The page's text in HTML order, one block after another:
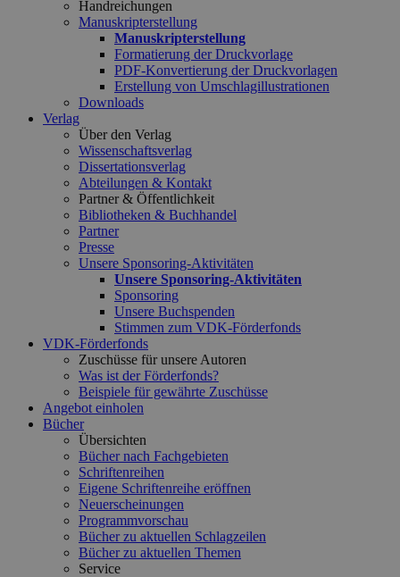
Handreichungen
Manuskripterstellung
Manuskripterstellung
Formatierung der Druckvorlage
PDF-Konvertierung der Druckvorlagen
Erstellung von Umschlagillustrationen
Downloads
Verlag
Über den Verlag
Wissenschaftsverlag
Dissertationsverlag
Abteilungen & Kontakt
Partner & Öffentlichkeit
Bibliotheken & Buchhandel
Partner
Presse
Unsere Sponsoring-Aktivitäten
Unsere Sponsoring-Aktivitäten
Sponsoring
Unsere Buchspenden
Stimmen zum VDK-Förderfonds
VDK-Förderfonds
Zuschüsse für unsere Autoren
Was ist der Förderfonds?
Beispiele für gewährte Zuschüsse
Angebot einholen
Bücher
Übersichten
Bücher nach Fachgebieten
Schriftenreihen
Eigene Schriftenreihe eröffnen
Neuerscheinungen
Programmvorschau
Bücher zu aktuellen Schlagzeilen
Bücher zu aktuellen Themen
Service